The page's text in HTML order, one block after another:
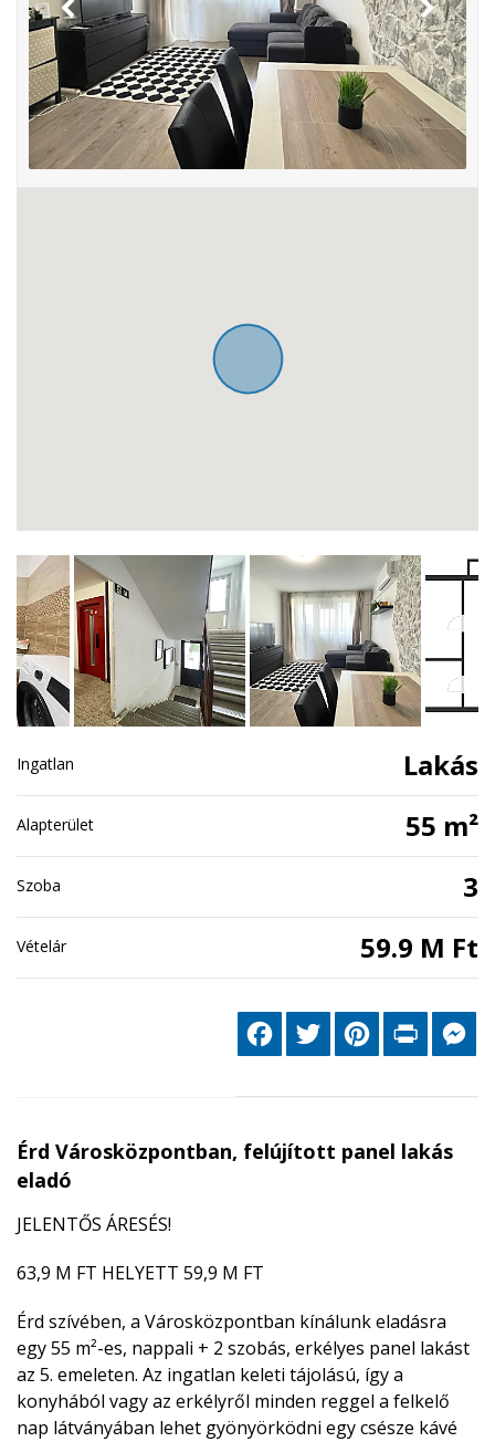
Ingatlan Lakás
Alapterület 55 m²
Szoba 3
Vételár 59.9 M Ft
FacebookTwitter PinterestPrint
Érd Városközpontban, felújított panel lakás
eladó
JELENTŐS ÁRESÉS!
63,9 M FT HELYETT 59,9 M FT
Érd szívében, a Városközpontban kínálunk eladásra
egy 55 m²-es, nappali + 2 szobás, erkélyes panel lakást
az 5. emeleten. Az ingatlan keleti tájolású, így a
konyhából vagy az erkélyről minden reggel a felkelő
nap látványában lehet gyönyörködni egy csésze kávé